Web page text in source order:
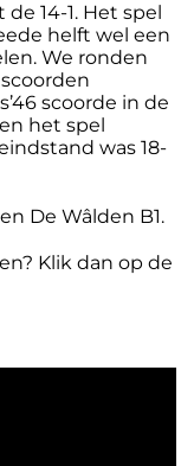
14-1. Het spel
helft wel een
We ronden
scoorde in de
het spel
was 18-
De Wâlden B1.
Klik dan op de